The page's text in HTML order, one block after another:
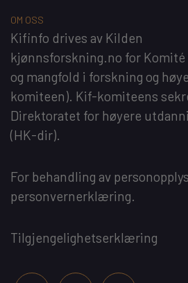
OM OSS
Kifinfo drives av Kilden
kjønnsforskning.no for Komité
og mangfold i forskning og
komiteen). Kif-komiteens
Direktoratet for høyere
(HK-dir).
For behandling av
personvernerklæring.
Tilgjengelighetserklæring